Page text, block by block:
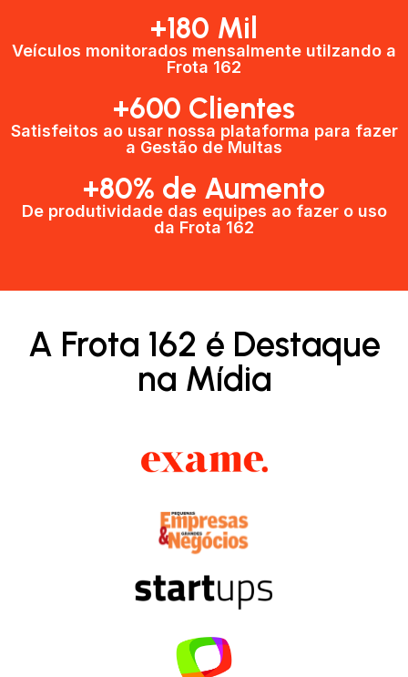
+180 Mil
Veículos monitorados mensalmente utilzando a
Frota 162
+600 Clientes​
Satisfeitos ao usar nossa plataforma para fazer
a Gestão de Multas​
+80% de Aumento
De produtividade das equipes ao fazer o uso
da Frota 162​
A Frota 162 é Destaque
na Mídia